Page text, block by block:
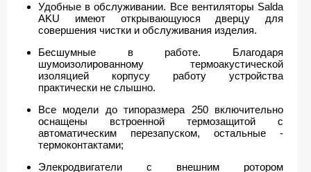
Удобные в обслуживании. Все вентиляторы Salda
AKU имеют открывающуюся дверцу для
совершения чистки и обслуживания изделия.
Бесшумные в работе. Благодаря
шумоизолированному термоакустической
изоляцией корпусу работу устройства
практически не слышно.
Все модели до типоразмера 250 включительно
оснащены встроенной термозащитой с
автоматическим перезапуском, остальные -
термоконтактами;
Элекродвигатели с внешним ротором